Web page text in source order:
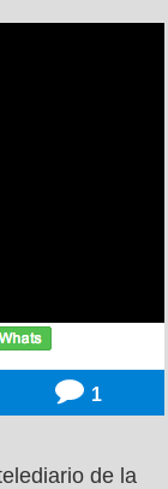
1
de la